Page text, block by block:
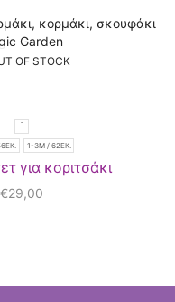
OF STOCK
1-3Μ / 62ΕΚ.
για κοριτσάκι
€29,00